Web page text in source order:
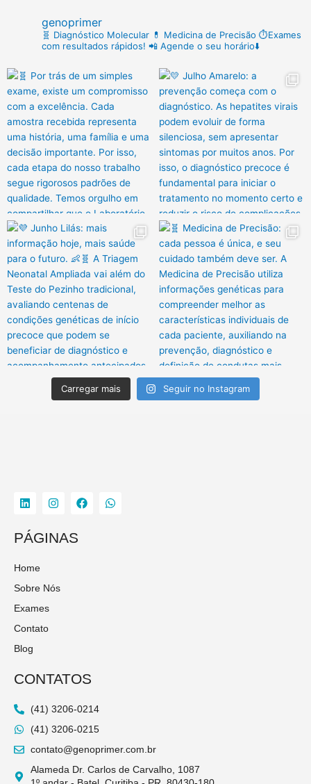
genoprimer
🧬 Diagnóstico Molecular 💊 Medicina de Precisão ⏱️Exames
com resultados rápidos! 📲 Agende o seu horário⬇️
Carregar mais Seguir no Instagram
L
i
k
e
i
n
I
n
t
a
m
F
a
W
h
PÁGINAS
Home
Sobre Nós
Exames
Contato
Blog
CONTATOS
(41) 3206-0214
(41) 3206-0215
contato@genoprimer.com.br
Alameda Dr. Carlos de Carvalho, 1087